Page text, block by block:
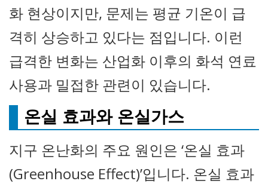
화 현상이지만, 문제는 평균 기온이 급
격히 상승하고 있다는 점입니다. 이런
급격한 변화는 산업화 이후의 화석 연료
사용과 밀접한 관련이 있습니다.
온실 효과와 온실가스
지구 온난화의 주요 원인은 ‘온실 효과
(Greenhouse Effect)’입니다. 온실 효과